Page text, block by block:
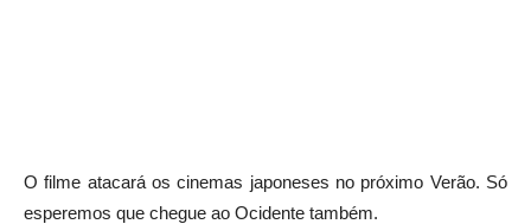
O filme atacará os cinemas japoneses no próximo Verão. Só
esperemos que chegue ao Ocidente também.